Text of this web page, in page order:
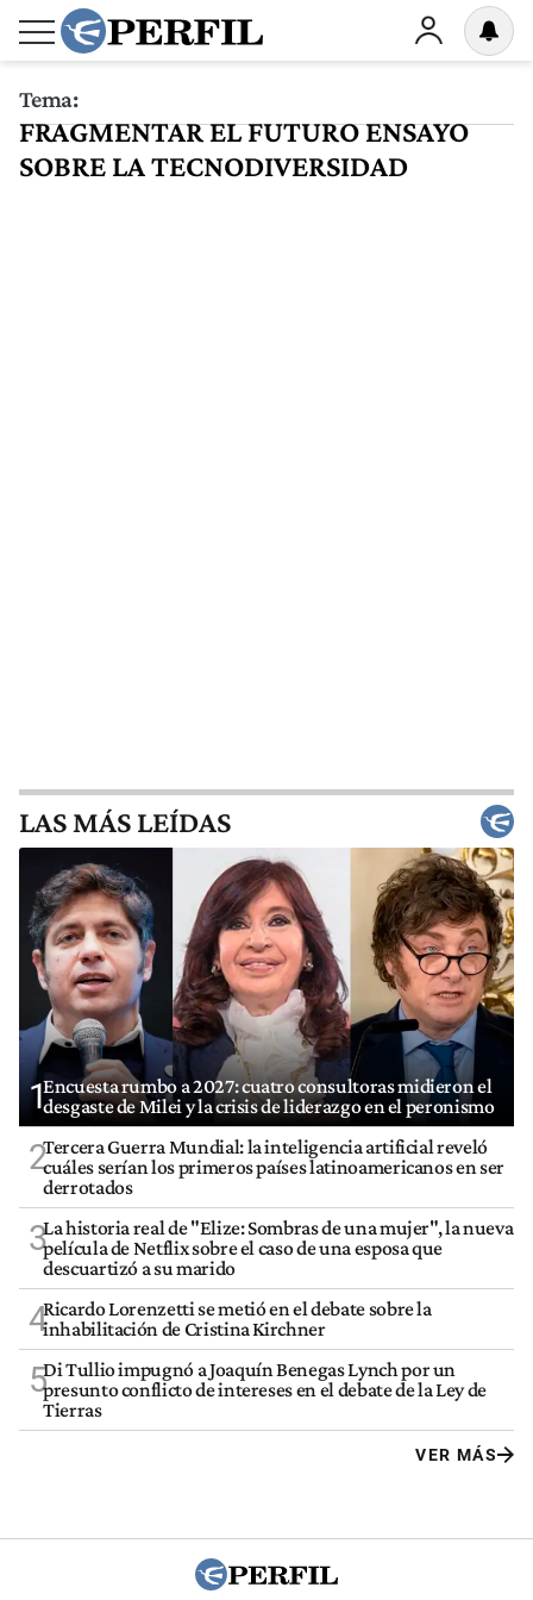
Tema:
FRAGMENTAR EL FUTURO ENSAYO
SOBRE LA TECNODIVERSIDAD
LAS MÁS LEÍDAS
1Encuesta rumbo a 2027: cuatro consultoras midieron el
desgaste de Milei y la crisis de liderazgo en el peronismo
2Tercera Guerra Mundial: la inteligencia artificial reveló
cuáles serían los primeros países latinoamericanos en ser
derrotados
3La historia real de "Elize: Sombras de una mujer", la nueva
película de Netflix sobre el caso de una esposa que
descuartizó a su marido
4Ricardo Lorenzetti se metió en el debate sobre la
inhabilitación de Cristina Kirchner
5Di Tullio impugnó a Joaquín Benegas Lynch por un
presunto conflicto de intereses en el debate de la Ley de
Tierras
VER MÁS